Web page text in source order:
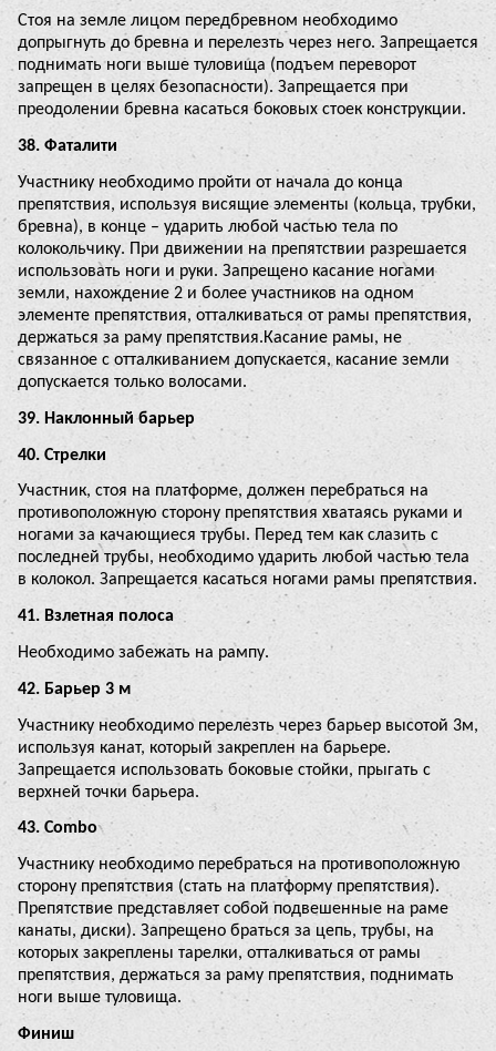
Стоя на земле лицом передбревном необходимо
допрыгнуть до бревна и перелезть через него. Запрещается
поднимать ноги выше туловища (подъем переворот
запрещен в целях безопасности). Запрещается при
преодолении бревна касаться боковых стоек конструкции.
38. Фаталити
Участнику необходимо пройти от начала до конца
препятствия, используя висящие элементы (кольца, трубки,
бревна), в конце – ударить любой частью тела по
колокольчику. При движении на препятствии разрешается
использовать ноги и руки. Запрещено касание ногами
земли, нахождение 2 и более участников на одном
элементе препятствия, отталкиваться от рамы препятствия,
держаться за раму препятствия.Касание рамы, не
связанное с отталкиванием допускается, касание земли
допускается только волосами.
39. Наклонный барьер
40. Стрелки
Участник, стоя на платформе, должен перебраться на
противоположную сторону препятствия хватаясь руками и
ногами за качающиеся трубы. Перед тем как слазить с
последней трубы, необходимо ударить любой частью тела
в колокол. Запрещается касаться ногами рамы препятствия.
41. Взлетная полоса
Необходимо забежать на рампу.
42. Барьер 3 м
Участнику необходимо перелезть через барьер высотой 3м,
используя канат, который закреплен на барьере.
Запрещается использовать боковые стойки, прыгать с
верхней точки барьера.
43. Combo
Участнику необходимо перебраться на противоположную
сторону препятствия (стать на платформу препятствия).
Препятствие представляет собой подвешенные на раме
канаты, диски). Запрещено браться за цепь, трубы, на
которых закреплены тарелки, отталкиваться от рамы
препятствия, держаться за раму препятствия, поднимать
ноги выше туловища.
Финиш